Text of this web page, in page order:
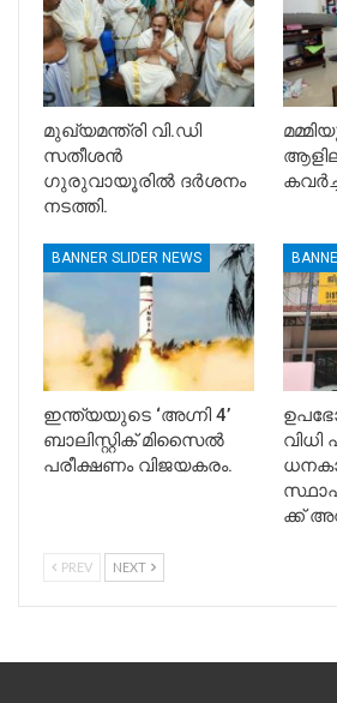
മുഖ്യമന്ത്രി വി.ഡി
സതീശൻ
ഗുരുവായൂരിൽ ദർശനം
നടത്തി.
BANNER SLIDER NEWS
ഇന്ത്യയുടെ ‘അഗ്നി 4’
ബാലിസ്റ്റിക് മിസൈൽ
പരീക്ഷണം വിജയകരം.
വിധി
ക്ക്
PREV NEXT